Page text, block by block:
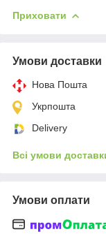
Приховати
Умови доставки
Нова Пошта
Укрпошта
Delivery
Всі умови
Умови оплати